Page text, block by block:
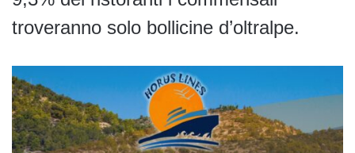
troveranno solo bollicine d’oltralpe.